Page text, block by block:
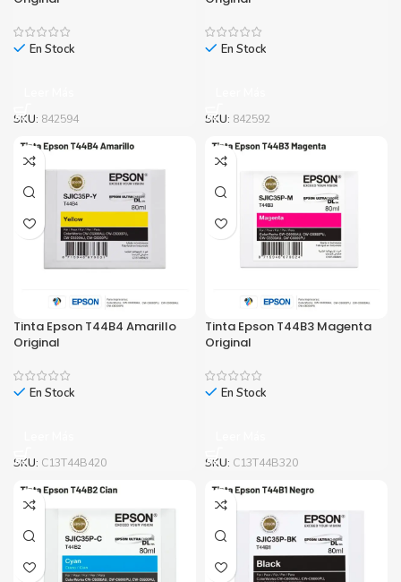
(1)
precio
original
S/44.99.
precio
es:
S/33.00.
En Stock
SKU: 842594
En Stock
SKU: 842592
Tinta Epson T44B4 Amarillo
Original
En Stock
SKU: C13T44B420
Tinta Epson T44B3 Magenta
Original
En Stock
SKU: C13T44B320